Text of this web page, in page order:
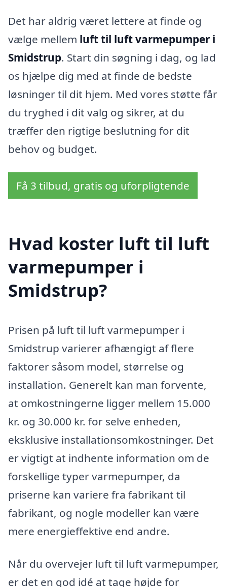
Det har aldrig været lettere at finde og
vælge mellem luft til luft varmepumper i
Smidstrup. Start din søgning i dag, og lad
os hjælpe dig med at finde de bedste
løsninger til dit hjem. Med vores støtte får
du tryghed i dit valg og sikrer, at du
træffer den rigtige beslutning for dit
behov og budget.
Få 3 tilbud, gratis og uforpligtende
Hvad koster luft til luft
varmepumper i
Smidstrup?
Prisen på luft til luft varmepumper i
Smidstrup varierer afhængigt af flere
faktorer såsom model, størrelse og
installation. Generelt kan man forvente,
at omkostningerne ligger mellem 15.000
kr. og 30.000 kr. for selve enheden,
eksklusive installationsomkostninger. Det
er vigtigt at indhente information om de
forskellige typer varmepumper, da
priserne kan variere fra fabrikant til
fabrikant, og nogle modeller kan være
mere energieffektive end andre.
Når du overvejer luft til luft varmepumper,
er det en god idé at tage højde for